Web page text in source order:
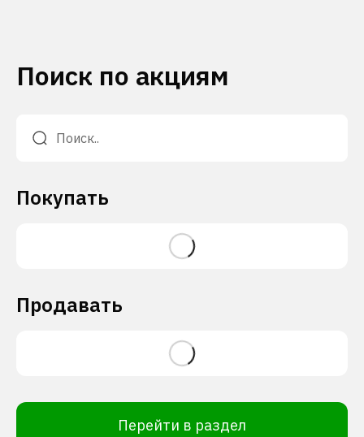
Поиск по акциям
Покупать
Продавать
Перейти в раздел